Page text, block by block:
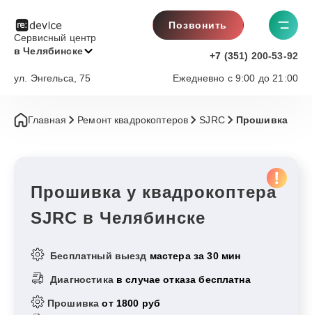
Сервисный центр
в Челябинске
Позвонить
+7 (351) 200-53-92
Ежедневно с 9:00 до 21:00
ул. Энгельса, 75
Главная Ремонт квадрокоптеров SJRC Прошивка
Прошивка у квадрокоптера
SJRC в Челябинске
Бесплатный выезд мастера за 30 мин
Диагностика в случае отказа бесплатна
Прошивкаот 1800 руб